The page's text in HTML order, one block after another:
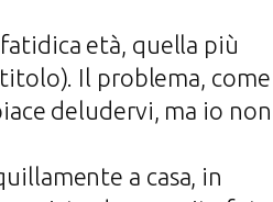
età, quella più
Il problema, come
deludervi, ma io non
a casa, in